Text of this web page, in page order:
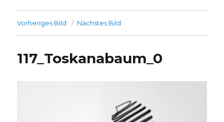
Vorheriges Bild Nächstes Bild
117_Toskanabaum_0